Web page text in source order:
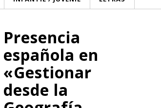
Presencia
española en
«Gestionar
desde la